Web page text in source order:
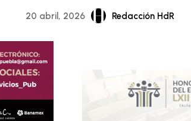
20 abril, 2026 Redacción HdR